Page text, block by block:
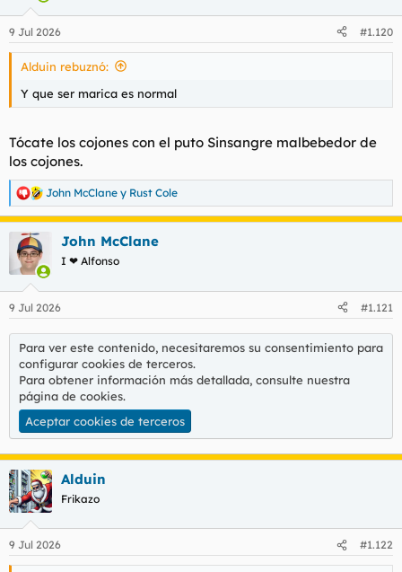
Las adiciones y el aislamiento amics.
e
s
9 Jul 2026 #1.120
Alduin rebuznó:
Y que ser marica es normal
Tócate los cojones con el puto Sinsangre malbebedor de
los cojones.
R
e
a
c
c
e
John McClane y Rust Cole
John McClane
I ❤ Alfonso
9 Jul 2026 #1.121
Para ver este contenido, necesitaremos su consentimiento para
configurar cookies de terceros.
Para obtener información más detallada, consulte nuestra
página de cookies.
Aceptar cookies de terceros
Alduin
Frikazo
9 Jul 2026 #1.122